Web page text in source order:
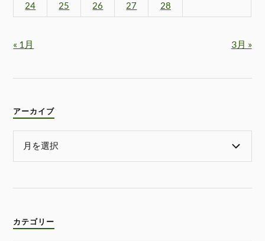
24 25 26 27 28
« 1月 3月 »
アーカイブ
カテゴリー